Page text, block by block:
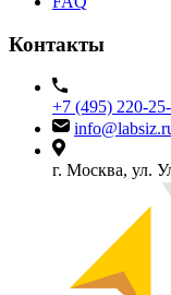
Контакты
+7 (495) 220-
г. Москва, ул.